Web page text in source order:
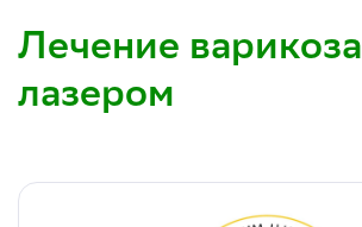
Лечение варикоза
лазером